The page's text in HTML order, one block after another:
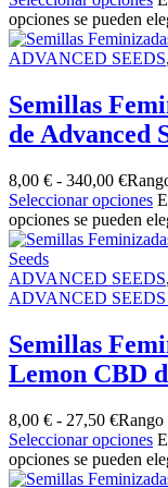
opciones se pueden
ADVANCED SEEDS,
Semillas
de Advanced
8,00 € - 340,00 €
Seleccionar opciones
opciones se pueden
ADVANCED SEEDS,
ADVANCED
Semillas
Lemon CBD
8,00 € - 27,50 €Rango
Seleccionar opciones
opciones se pueden